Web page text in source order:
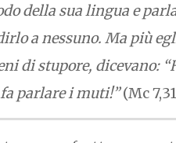
della sua lingua e
a nessuno. Ma più
di stupore, dicevano:
parlare i muti!”(Mc